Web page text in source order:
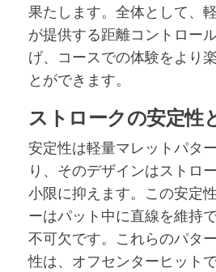
果たします。全体として、
が提供する距離コントロー
げ、コースでの体験をより
とができます。
ストロークの安定性
安定性は軽量マレットパタ
り、そのデザインはストロ
小限に抑えます。この安定
ーはパット中に直線を維持
不可欠です。これらのパタ
性は、オフセンターヒット